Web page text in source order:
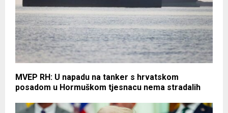
MVEP RH: U napadu na tanker s hrvatskom
posadom u Hormuškom tjesnacu nema stradalih